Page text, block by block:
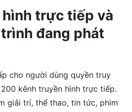
trực tiếp và
đang phát
cho người dùng quyền truy
kênh truyền hình trực tiếp.
giải trí, thể thao, tin tức, phim